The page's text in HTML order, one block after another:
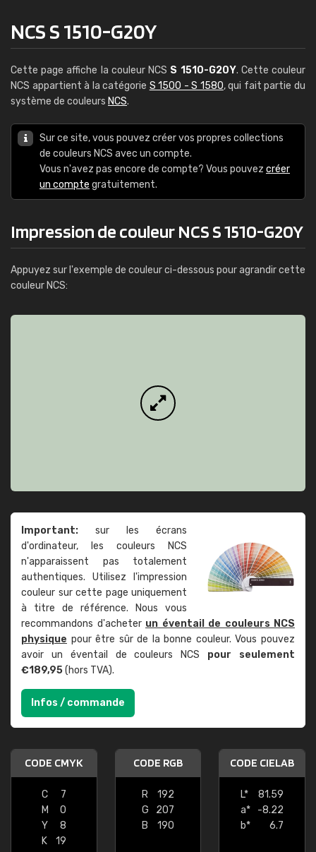
NCS S 1510-G20Y
Cette page affiche la couleur NCS S 1510-G20Y. Cette couleur
NCS appartient à la catégorie S 1500 - S 1580, qui fait partie du
système de couleurs NCS.
Sur ce site, vous pouvez créer vos propres collections
de couleurs NCS avec un compte.
Vous n'avez pas encore de compte? Vous pouvez créer
un compte gratuitement.
Impression de couleur NCS S 1510-G20Y
Appuyez sur l'exemple de couleur ci-dessous pour agrandir cette
couleur NCS:
Important: sur les écrans
d'ordinateur, les couleurs NCS
n'apparaissent pas totalement
authentiques. Utilisez l'impression
couleur sur cette page uniquement
à titre de référence. Nous vous
recommandons d'acheter un éventail de couleurs NCS
physique pour être sûr de la bonne couleur. Vous pouvez
avoir un éventail de couleurs NCS pour seulement
€189,95(hors TVA).
Infos / commande
CODE CMYK
C
7
M
0
Y
8
K
19
CODE RGB
R
192
G
207
B
190
CODE CIELAB
L*
81.59
a*
-8.22
b*
6.7